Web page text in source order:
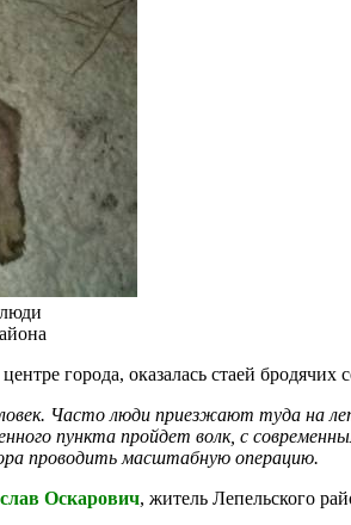
города, оказалась стаей бродячих
Часто люди приезжают туда на
пункта пройдет волк, с
проводить масштабную операцию.
Оскарович, житель Лепельского